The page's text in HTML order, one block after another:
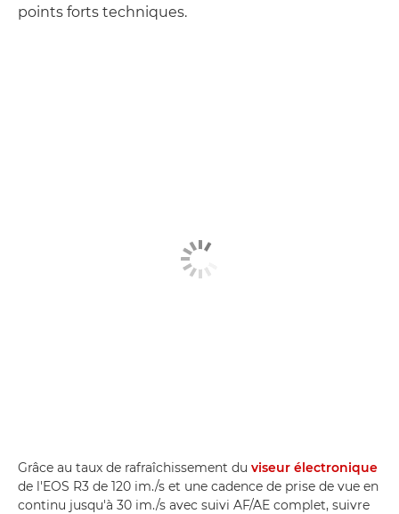
points forts techniques.
Grâce au taux de rafraîchissement du viseur électronique
de l'EOS R3 de 120 im./s et une cadence de prise de vue en
continu jusqu'à 30 im./s avec suivi AF/AE complet, suivre